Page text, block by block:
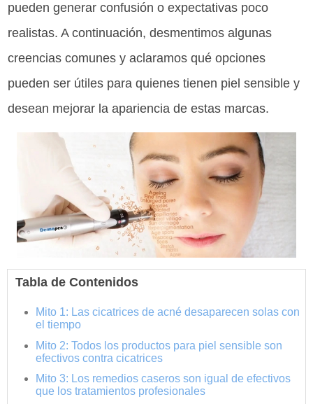
pueden generar confusión o expectativas poco
realistas. A continuación, desmentimos algunas
creencias comunes y aclaramos qué opciones
pueden ser útiles para quienes tienen piel sensible y
desean mejorar la apariencia de estas marcas.
Tabla de Contenidos
Mito 1: Las cicatrices de acné desaparecen solas con
el tiempo
Mito 2: Todos los productos para piel sensible son
efectivos contra cicatrices
Mito 3: Los remedios caseros son igual de efectivos
que los tratamientos profesionales